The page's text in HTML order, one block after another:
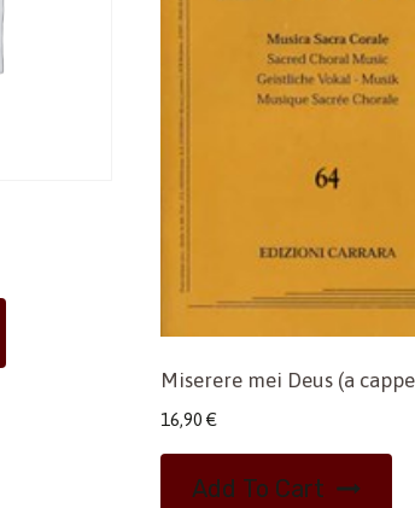
Miserere mei Deus (a
16,90 €
Add To Cart